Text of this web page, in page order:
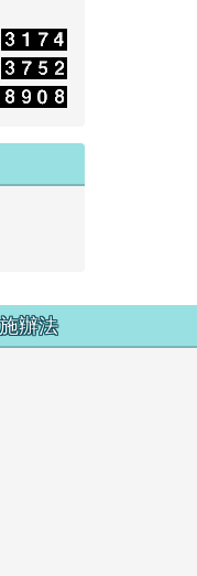
辦法